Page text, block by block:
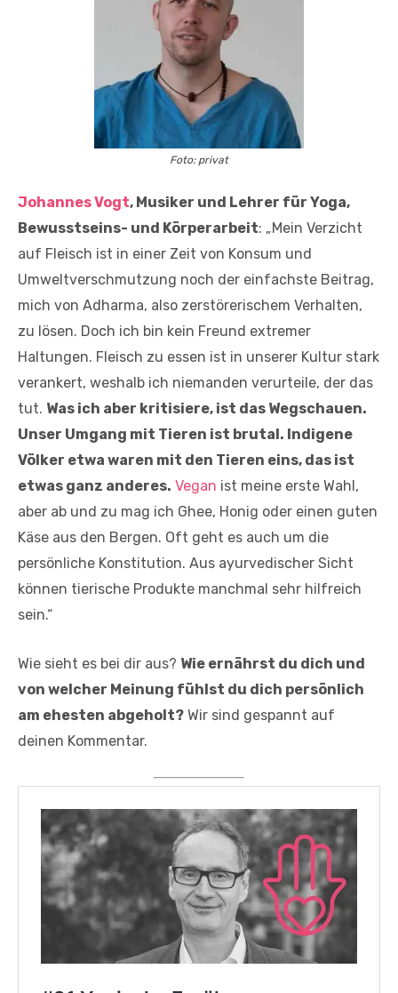
Foto: privat
Johannes Vogt, Musiker und Lehrer für Yoga,
Bewusstseins- und Körperarbeit: „Mein Verzicht
auf Fleisch ist in einer Zeit von Konsum und
Umweltverschmutzung noch der einfachste Beitrag,
mich von Adharma, also zerstörerischem Verhalten,
zu lösen. Doch ich bin kein Freund extremer
Haltungen. Fleisch zu essen ist in unserer Kultur stark
verankert, weshalb ich niemanden verurteile, der das
tut. Was ich aber kritisiere, ist das Wegschauen.
Unser Umgang mit Tieren ist brutal. Indigene
Völker etwa waren mit den Tieren eins, das ist
etwas ganz anderes. Vegan ist meine erste Wahl,
aber ab und zu mag ich Ghee, Honig oder einen guten
Käse aus den Bergen. Oft geht es auch um die
persönliche Konstitution. Aus ayurvedischer Sicht
können tierische Produkte manchmal sehr hilfreich
sein.“
Wie sieht es bei dir aus? Wie ernährst du dich und
von welcher Meinung fühlst du dich persönlich
am ehesten abgeholt? Wir sind gespannt auf
deinen Kommentar.